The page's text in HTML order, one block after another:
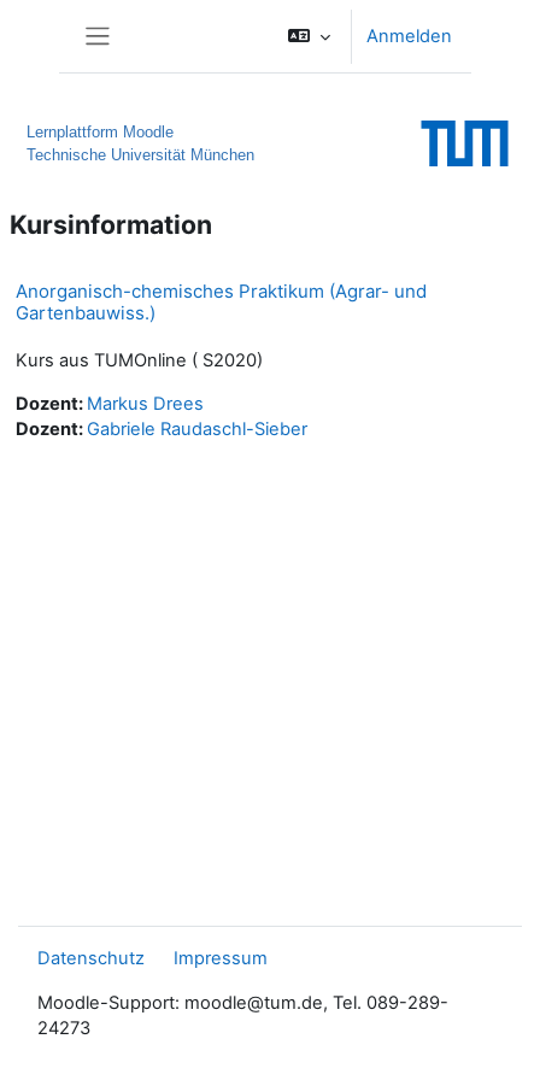
Anmelden
Lernplattform Moodle
Technische Universität München
Kursinformation
Anorganisch-chemisches Praktikum (Agrar- und
Gartenbauwiss.)
Kurs aus TUMOnline ( S2020)
Dozent: Markus Drees
Dozent:Gabriele Raudaschl-Sieber
Datenschutz Impressum
Moodle-Support: moodle@tum.de, Tel. 089-289-
24273